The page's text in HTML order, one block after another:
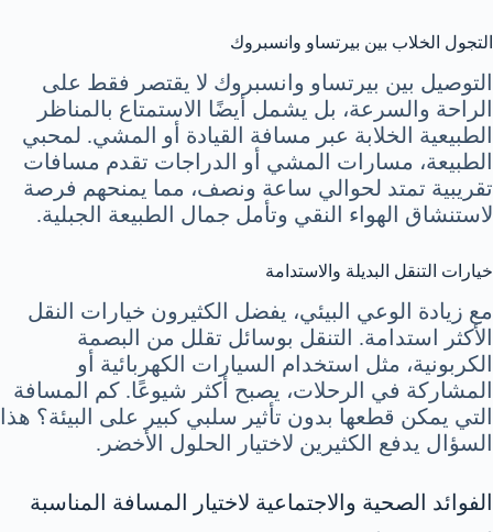
التجول الخلاب بين بيرتساو وانسبروك
التوصيل بين بيرتساو وانسبروك لا يقتصر فقط على
الراحة والسرعة، بل يشمل أيضًا الاستمتاع بالمناظر
الطبيعية الخلابة عبر مسافة القيادة أو المشي. لمحبي
الطبيعة، مسارات المشي أو الدراجات تقدم مسافات
تقريبية تمتد لحوالي ساعة ونصف، مما يمنحهم فرصة
لاستنشاق الهواء النقي وتأمل جمال الطبيعة الجبلية.
خيارات التنقل البديلة والاستدامة
مع زيادة الوعي البيئي، يفضل الكثيرون خيارات النقل
الأكثر استدامة. التنقل بوسائل تقلل من البصمة
الكربونية، مثل استخدام السيارات الكهربائية أو
المشاركة في الرحلات، يصبح أكثر شيوعًا. كم المسافة
التي يمكن قطعها بدون تأثير سلبي كبير على البيئة؟ هذا
السؤال يدفع الكثيرين لاختيار الحلول الأخضر.
الفوائد الصحية والاجتماعية لاختيار المسافة المناسبة